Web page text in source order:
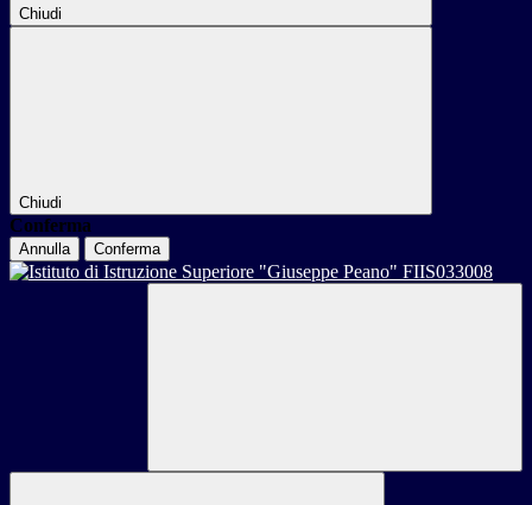
Chiudi
Chiudi
Conferma
Annulla Conferma